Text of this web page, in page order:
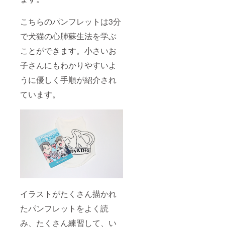
こちらのパンフレットは3分
で犬猫の心肺蘇生法を学ぶ
ことができます。小さいお
子さんにもわかりやすいよ
うに優しく手順が紹介され
ています。
イラストがたくさん描かれ
たパンフレットをよく読
み、たくさん練習して、い